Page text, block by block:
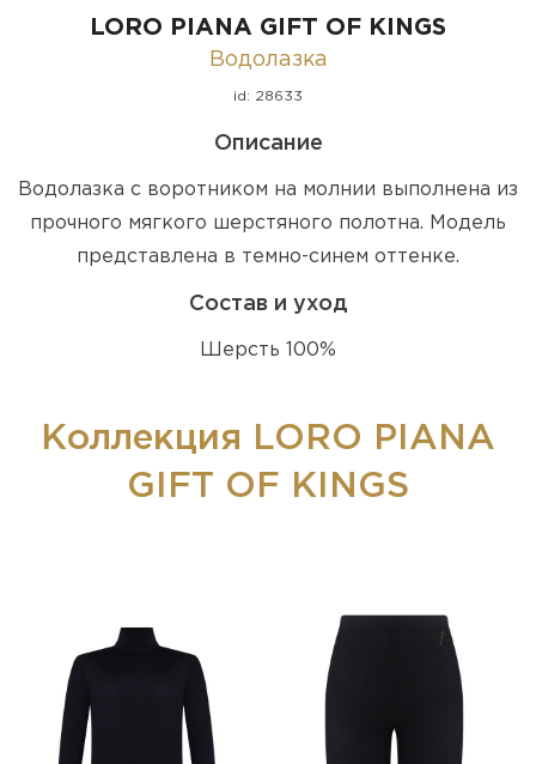
LORO PIANA GIFT OF KINGS
Водолазка
id: 28633
Описание
Водолазка с воротником на молнии выполнена из
прочного мягкого шерстяного полотна. Модель
представлена в темно-синем оттенке.
Состав и уход
Шерсть 100%
Коллекция LORO PIANA
GIFT OF KINGS